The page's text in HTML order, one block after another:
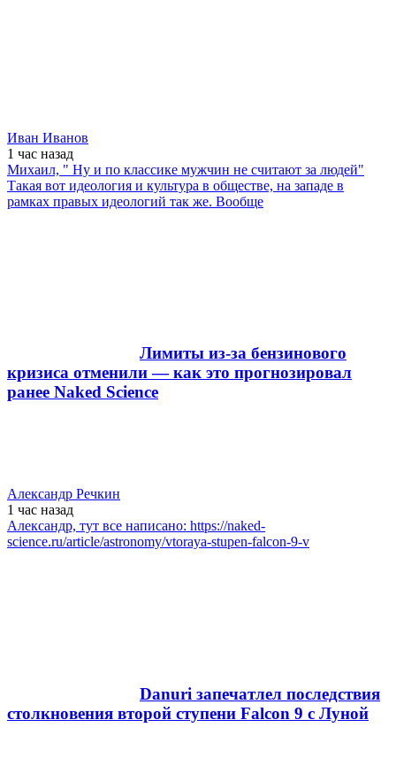
Иван Иванов
1 час назад
Михаил, " Ну и по классике мужчин не считают за людей"
Такая вот идеология и культура в обществе, на западе в
рамках правых идеологий так же. Вообще
Лимиты из-за бензинового
кризиса отменили — как это прогнозировал
ранее Naked Science
Александр Речкин
1 час назад
Александр, тут все написано: https://naked-
science.ru/article/astronomy/vtoraya-stupen-falcon-9-v
Danuri запечатлел последствия
столкновения второй ступени Falcon 9 с Луной